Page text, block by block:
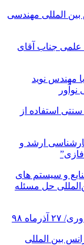
المللی مهندسی
علمی جناب آقای
مهندس نوید
استفاده از
ارشد و
و سیستم های
حل مسئله
۹۸
بین المللی